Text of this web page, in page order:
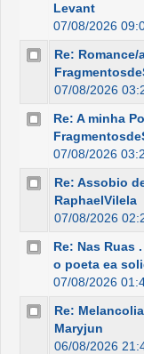
Levant
07/08/2026
Re:
07/08/2026
Re: A minha
07/08/2026
Re: Assobio
RaphaelVilela
07/08/2026
Re: Nas Ruas .
o poeta ea
07/08/2026
Re: Melancolia
Maryjun
06/08/2026